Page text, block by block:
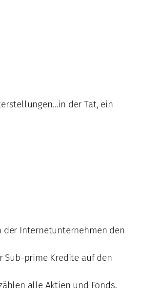
der Tat, ein
der Internetunternehmen den
Sub-prime Kredite auf den
alle Aktien und Fonds.